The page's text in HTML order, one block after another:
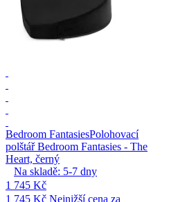
Bedroom FantasiesPolohovací
polštář Bedroom Fantasies - The
Heart, černý
Na skladě: 5-7 dny
1 745 Kč
1 745 Kč Nejnižší cena za